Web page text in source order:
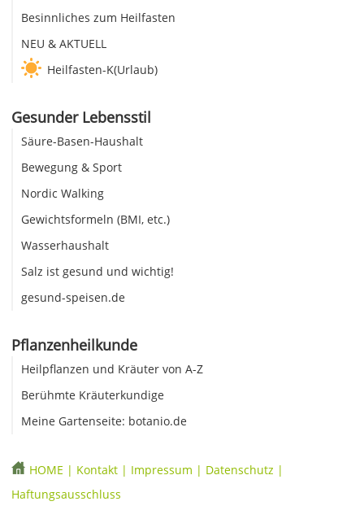
Besinnliches zum Heilfasten
NEU & AKTUELL
Heilfasten-K(Urlaub)
Gesunder Lebensstil
Säure-Basen-Haushalt
Bewegung & Sport
Nordic Walking
Gewichtsformeln (BMI, etc.)
Wasserhaushalt
Salz ist gesund und wichtig!
gesund-speisen.de
Pflanzenheilkunde
Heilpflanzen und Kräuter von A-Z
Berühmte Kräuterkundige
Meine Gartenseite: botanio.de
HOME | Kontakt | Impressum | Datenschutz |
Haftungsausschluss